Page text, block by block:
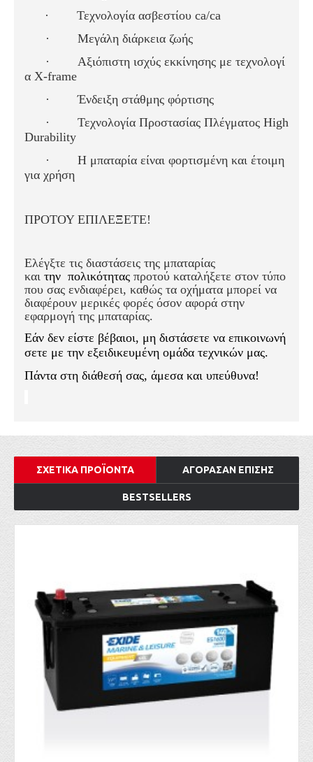
·
Τεχνολογία ασβεστίου ca/ca
·
Μεγάλη διάρκεια ζωής
·
Αξιόπιστη ισχύς εκκίνησης με τεχνολογί
α X-frame
·
Ένδειξη στάθμης φόρτισης
·
Τεχνολογία Προστασίας Πλέγματος High
Durability
·
Η μπαταρία είναι φορτισμένη και έτοιμη
για χρήση
ΠΡΟΤΟΥ ΕΠΙΛΕΞΕΤΕ!
Ελέγξτε τις διαστάσεις της μπαταρίας
και την πολικότητας προτού καταλήξετε στον τύπο
που σας ενδιαφέρει, καθώς τα οχήματα μπορεί να
διαφέρουν μερικές φορές όσον αφορά στην
εφαρμογή της μπαταρίας.
Εάν δεν είστε βέβαιοι, μη διστάσετε να επικοινωνή
σετε με την εξειδικευμένη ομάδα τεχνικών μας.
Πάντα στη διάθεσή σας, άμεσα και υπεύθυνα!
ΣΧΕΤΙΚΑ ΠΡΟΪΟΝΤΑ ΑΓΟΡΑΣΑΝ ΕΠΙΣΗΣ
BESTSELLERS